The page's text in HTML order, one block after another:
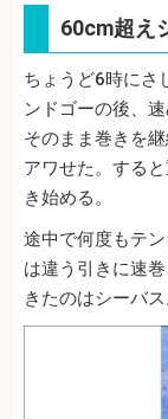
60cm超え
ちょうど6時にさ
ンドゴーの後、
そのまま巻きを
アワせた。する
き始める。
途中で何度もテ
は違う引きに速
きたのはシーバ